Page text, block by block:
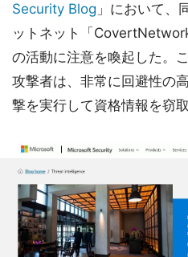
Security Blog 」において、
ットネット「
の活動に注意を喚起した。
攻撃者は、非常に回避性の
撃を実行して資格情報を窃